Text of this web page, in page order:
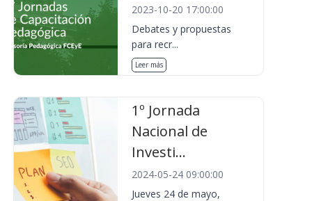
2023-10-20 17:00:00
Debates y propuestas
para recr...
Leer más
1º Jornada
Nacional de
Investi...
2024-05-24 09:00:00
Jueves 24 de mayo,